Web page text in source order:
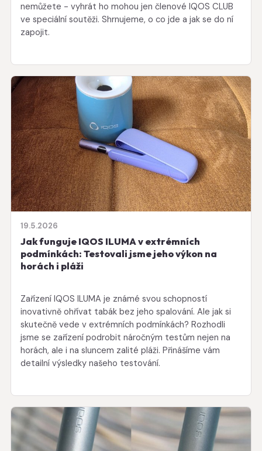
nemůžete - vyhrát ho mohou jen členové IQOS CLUB
ve speciální soutěži. Shrnujeme, o co jde a jak se do ní
zapojit.
19.5.2026
Jak funguje IQOS ILUMA v extrémních
podmínkách: Testovali jsme jeho výkon na
horách i pláži
Zařízení IQOS ILUMA je známé svou schopností
inovativně ohřívat tabák bez jeho spalování. Ale jak si
skutečně vede v extrémních podmínkách? Rozhodli
jsme se zařízení podrobit náročným testům nejen na
horách, ale i na sluncem zalité pláži. Přinášíme vám
detailní výsledky našeho testování.